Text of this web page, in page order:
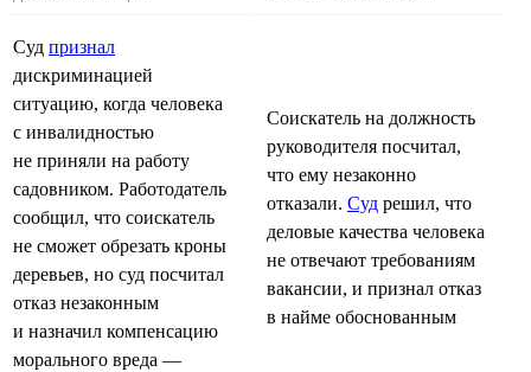
Суд признал
дискриминацией
ситуацию, когда человека
с инвалидностью
не приняли на работу
садовником. Работодатель
сообщил, что соискатель
не сможет обрезать кроны
деревьев, но суд посчитал
отказ незаконным
и назначил компенсацию
морального вреда —
Соискатель на должность
руководителя посчитал,
что ему незаконно
отказали. Суд решил, что
деловые качества человека
не отвечают требованиям
вакансии, и признал отказ
в найме обоснованным